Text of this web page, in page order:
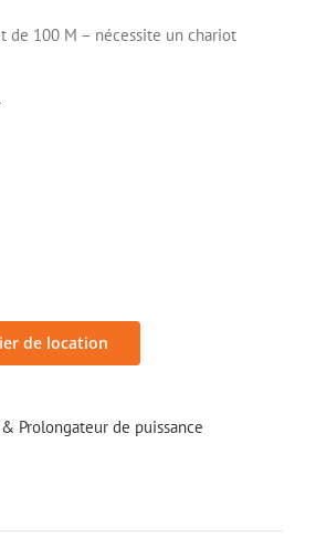
de 100 M – nécessite un chariot
de location
Prolongateur de puissance